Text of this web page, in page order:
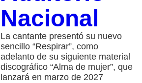
Nacional
La cantante presentó su nuevo
sencillo “Respirar”, como
adelanto de su siguiente material
discográfico “Alma de mujer”, que
lanzará en marzo de 2027